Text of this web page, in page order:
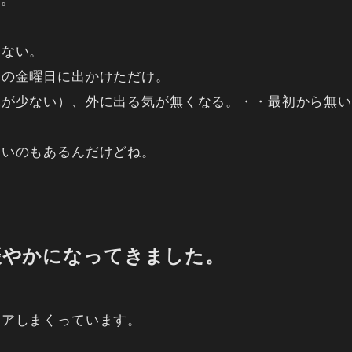
い。
金曜日に出かけただけ。
少ない）、外に出る気が無くなる。・・最初から無
のもあるんだけどね。
かになってきました。
しまくっています。